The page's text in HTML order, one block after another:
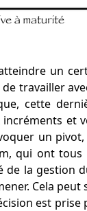
un
travailler
cette
et
un
qui ont
de la gestion
Cela
est